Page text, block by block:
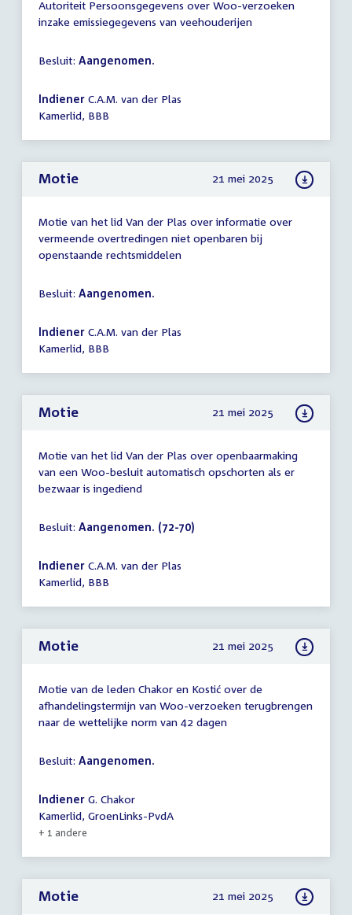
Autoriteit Persoonsgegevens over Woo-verzoeken
inzake emissiegegevens van veehouderijen
Besluit: Aangenomen.
Indiener C.A.M. van der Plas
Kamerlid, BBB
Motie 21 mei 2025
Motie van het lid Van der Plas over informatie over
vermeende overtredingen niet openbaren bij
openstaande rechtsmiddelen
Besluit: Aangenomen.
Indiener C.A.M. van der Plas
Kamerlid, BBB
Motie 21 mei 2025
Motie van het lid Van der Plas over openbaarmaking
van een Woo-besluit automatisch opschorten als er
bezwaar is ingediend
Besluit: Aangenomen. (72-70)
Indiener C.A.M. van der Plas
Kamerlid, BBB
Motie 21 mei 2025
Motie van de leden Chakor en Kostić over de
afhandelingstermijn van Woo-verzoeken terugbrengen
naar de wettelijke norm van 42 dagen
Besluit: Aangenomen.
Indiener G. Chakor
Kamerlid, GroenLinks-PvdA
+ 1 andere
Motie 21 mei 2025